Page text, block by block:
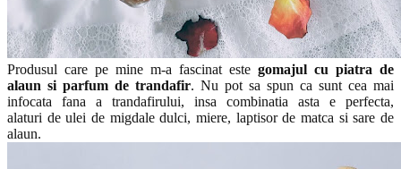
Produsul care pe mine m-a fascinat este gomajul cu piatra de
alaun si parfum de trandafir. Nu pot sa spun ca sunt cea mai
infocata fana a trandafirului, insa combinatia asta e perfecta,
alaturi de ulei de migdale dulci, miere, laptisor de matca si sare de
alaun.